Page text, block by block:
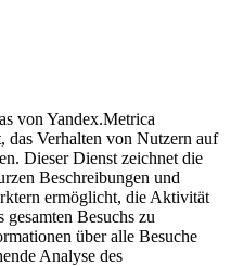
von Yandex.Metrica
das Verhalten von Nutzern auf
Dieser Dienst zeichnet die
Beschreibungen und
ermöglicht, die Aktivität
Besuchs zu
über alle Besuche
Analyse des